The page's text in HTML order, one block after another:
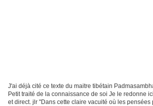
J'ai déjà cité ce texte du maitre tibétain
Petit traité de la connaissance de soi Je le redonne
et direct. jlr "Dans cette claire vacuité où les pensées